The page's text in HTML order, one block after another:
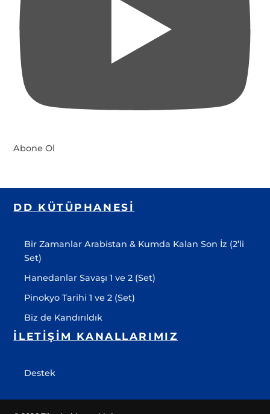
Abone Ol
DD KÜTÜPHANESI
Bir Zamanlar Arabistan & Kumda Kalan Son İz (2’li
Set)
Hanedanlar Savaşı 1 ve 2 (Set)
Pinokyo Tarihi 1 ve 2 (Set)
Biz de Kandırıldık
İLETIŞIM KANALLARIMIZ
Destek